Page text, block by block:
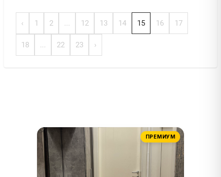
‹ 1 2 ... 12 13 14 15 16 17
18 ... 22 23 ›
ПРЕМИУМ